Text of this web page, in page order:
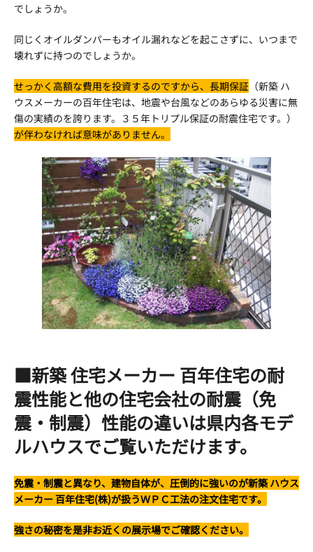
でしょうか。
同じくオイルダンパーもオイル漏れなどを起こさずに、いつまで
壊れずに持つのでしょうか。
せっかく高額な費用を投資するのですから、長期保証 （新築 ハ
ウスメーカーの百年住宅は、地震や台風などのあらゆる災害に無
傷の実績のを誇ります。３５年トリプル保証の耐震住宅です。）
が伴わなければ意味がありません。
■新築 住宅メーカー 百年住宅の耐
震性能と他の住宅会社の耐震（免
震・制震）性能の違いは県内各モデ
ルハウスでご覧いただけます。
免震・制震と異なり、建物自体が、圧倒的に強いのが新築 ハウス
メーカー 百年住宅(株)が扱うＷＰＣ工法の注文住宅です。
強さの秘密を是非お近くの展示場でご確認ください。